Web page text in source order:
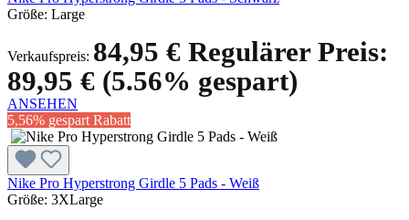
Größe: Large
Verkaufspreis: 84,95 € Regulärer Preis:
89,95 € (5.56% gespart)
ANSEHEN
5,56% gespart Rabatt
Nike Pro Hyperstrong Girdle 5 Pads - Weiß
Größe: 3XLarge